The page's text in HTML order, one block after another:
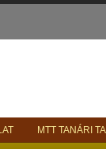
MTT TANÁRI